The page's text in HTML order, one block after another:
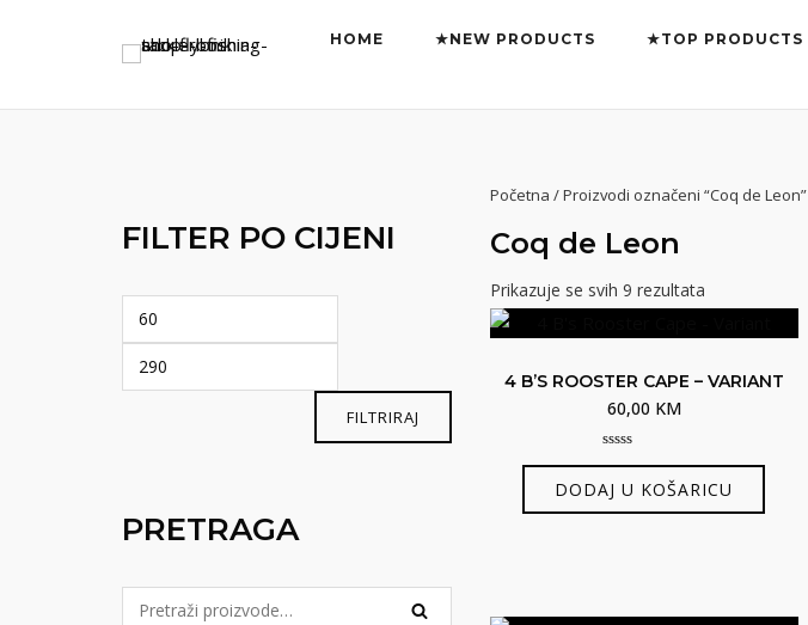
HOME ★NEW PRODUCTS ★TOP PRODUCTS
Početna / Proizvodi označeni “Coq de Leon”
Coq de Leon
Prikazuje se svih 9 rezultata
4 B’S ROOSTER CAPE – VARIANT
60,00 KM
0
of
5
DODAJ U KOŠARICU
FILTER PO CIJENI
FILTRIRAJ
PRETRAGA
PRETRAŽI